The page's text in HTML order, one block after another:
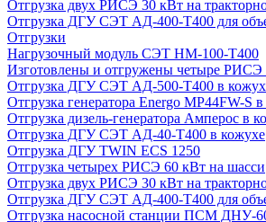
Отгрузка двух РИСЭ 30 кВт на
Отгрузка ДГУ СЭТ АД-400-Т400 для
Отгрузки
Нагрузочный модуль СЭТ НМ-100-Т400
Изготовлены и отгружены четыре
Отгрузка ДГУ СЭТ АД-500-Т400 в
Отгрузка генератора Energo MP44FW-S
Отгрузка дизель-генератора Амперос в
Отгрузка ДГУ СЭТ АД-40-Т400 в кожухе
Отгрузка ДГУ TWIN ECS 1250
Отгрузка четырех РИСЭ 60 кВт на шасси
Отгрузка двух РИСЭ 30 кВт на
Отгрузка ДГУ СЭТ АД-400-Т400 для
Отгрузка насосной станции ПСМ ДНУ-